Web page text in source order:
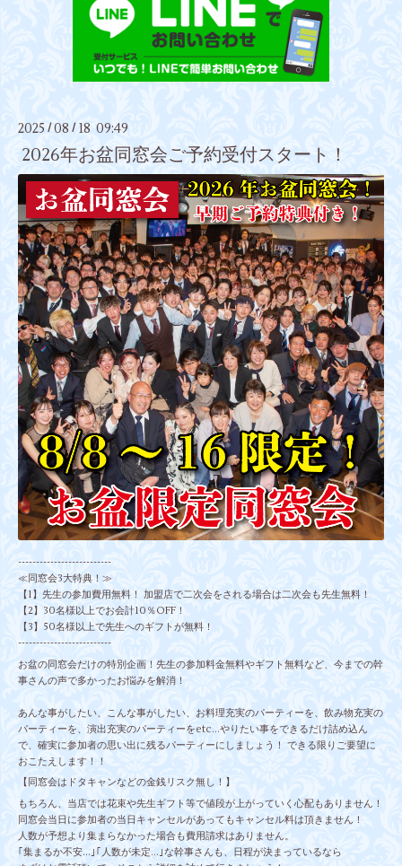
2025 /08 / 18 09:49
2026年お盆同窓会ご予約受付スタート！
--------------------------
≪同窓会3大特典！≫
【1】先生の参加費用無料！ 加盟店で二次会をされる場合は二次会も先生無料！
【2】30名様以上でお会計10％OFF！
【3】50名様以上で先生へのギフトが無料！
--------------------------
お盆の同窓会だけの特別企画！先生の参加料金無料やギフト無料など、今までの幹
事さんの声で多かったお悩みを解消！
あんな事がしたい、こんな事がしたい、お料理充実のパーティーを、飲み物充実の
パーティーを、演出充実のパーティーをetc...やりたい事をできるだけ詰め込ん
で、確実に参加者の思い出に残るパーティーにしましょう！ できる限りご要望に
おこたえします！！
【同窓会はドタキャンなどの金銭リスク無し！】
もちろん、当店では花束や先生ギフト等で値段が上がっていく心配もありません！
同窓会当日に参加者の当日キャンセルがあってもキャンセル料は頂きません！
人数が予想より集まらなかった場合も費用請求はありません。
｢集まるか不安…｣｢人数が未定…｣な幹事さんも、日程が決まっているなら